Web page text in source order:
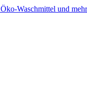
Öko-Waschmittel und mehr